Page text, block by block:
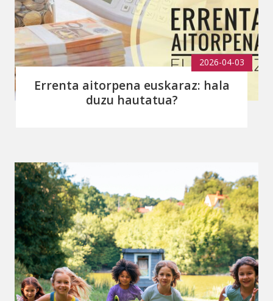
2026-04-03
Errenta aitorpena euskaraz: hala
duzu hautatua?